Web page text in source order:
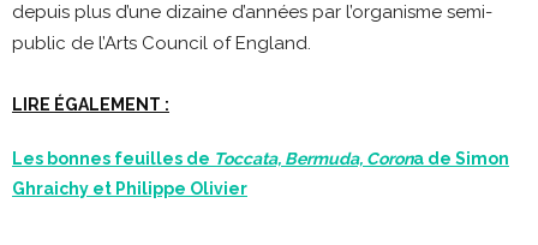
depuis plus d’une dizaine d’années par l’organisme semi-
public de l’Arts Council of England.
LIRE ÉGALEMENT :
Les bonnes feuilles de Toccata, Bermuda, Corona de Simon
Ghraichy et Philippe Olivier